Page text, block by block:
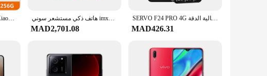
الهاتف الذكي Redmi K20/ Xiaomi MI 9T Snapdragon 730 6.39 بوصة عرض 1080x2340 بكسل هاتف محمول النسخة العالمية الهاتف المستخدم هاتف ذكي مستشعر سوني imx66 ، عالمي 5G ، نسخة سناب دراجون ، 7g + من OLED ، شاشة من 50 ميجا بكسل ، بطارية مللي أمبير
MAD2,701.08
SERVO F24 PRO 4G هاتف ذكي يعمل بنظام أندرويد بشاشة 3.5 بوصة عالية الدقة MTK6737 2GB + 16GB WIFI GPS كاميرا مزدوجة Play Store هاتف محمول 2500mAh TYPE-C
MAD426.31